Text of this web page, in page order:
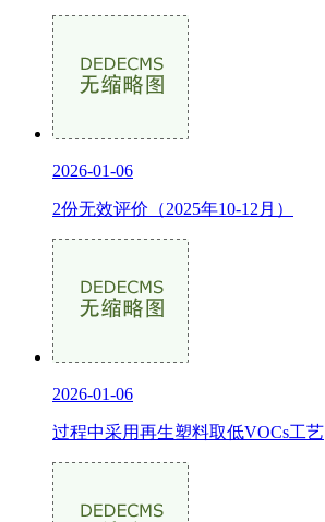
2026-01-06
2份无效评价（2025年10-12月）
2026-01-06
过程中采用再生塑料取低VOCs工艺